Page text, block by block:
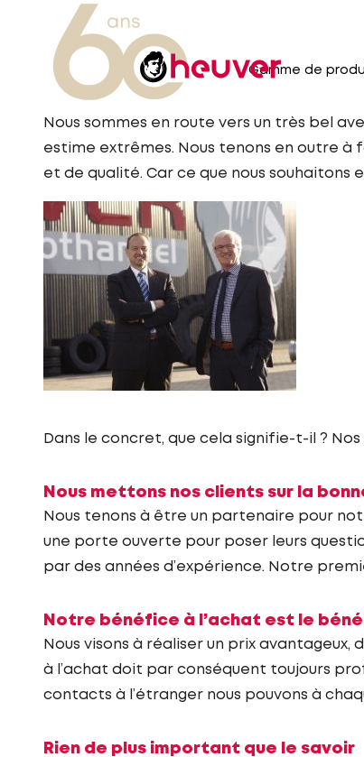
Gamme de
Nous sommes en route vers un très bel
estime extrêmes. Nous tenons en outre
et de qualité. Car ce que nous
Dans le concret, que cela signifie-t-il ?
Nous mettons nos clients sur la
Nous tenons à être un partenaire pour
une porte ouverte pour poser leurs
par des années d’expérience. Notre
Notre bénéfice à l’achat est le
Nous visons à réaliser un prix
à l’achat doit par conséquent toujours
contacts à l’étranger nous pouvons à
Rien de plus important que le savoir